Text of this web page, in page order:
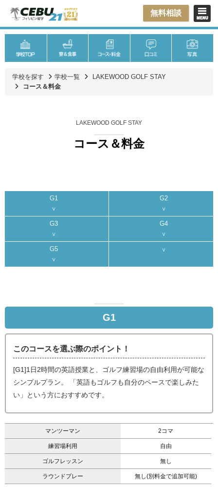
無料相談
学校を探す 学校一覧
LAKEWOOD GOLF STAY
コース＆料金
LAKEWOOD GOLF STAY
コース＆料金
G1 G2
G3 G4
G5
G1
このコースを選ぶ際のポイント！
[G1]1日2時間の英語授業と、ゴルフ練習場の自由利用が可能な
シンプルプラン。 「英語もゴルフも自分のペースで楽しみた
い」という方におすすめです。
マンツーマン 2コマ
練習場利用 自由
ゴルフレッスン 無し
ラウンドプレー 無し(別料金で追加可能)